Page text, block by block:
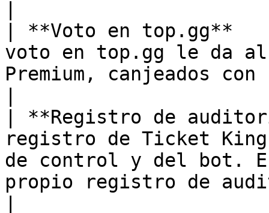
| **Voto en
voto en top.gg le da
Premium, canjeados
| **Registro de
registro de Ticket
de control y del bot.
propio registro de